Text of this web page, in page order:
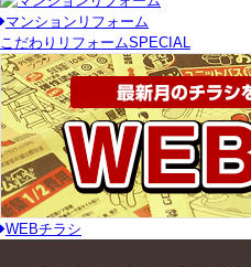
マンションリフォーム
こだわりリフォームSPECIAL
WEBチラシ